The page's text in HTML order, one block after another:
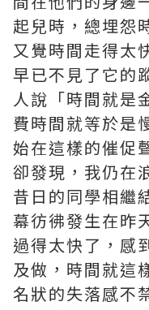
起兒時，總埋怨
又覺時間走得太
早已不見了它的
人說「時間就是
費時間就等於是
始在這樣的催促
卻發現，我仍在
昔日的同學相繼
幕彷彿發生在昨
過得太快了，感
及做，時間就這
名狀的失落感不